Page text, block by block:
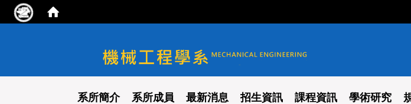
國立陽明交通大學 機械工程學系
系所簡介 系所成員 最新消息 招生資訊 課程資訊 學術研究